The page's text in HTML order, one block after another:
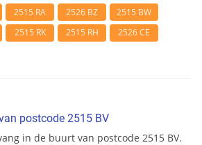
2515 RA 2526 BZ
2515 BW
2515 RK 2515 RH 2526 CE
postcode 2515 BV
in de buurt van postcode 2515 BV.